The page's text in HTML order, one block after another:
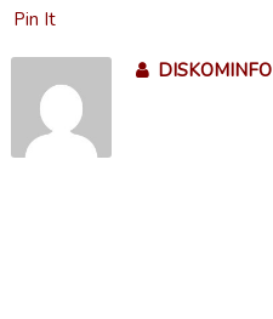
Pin It
DISKOMINFO